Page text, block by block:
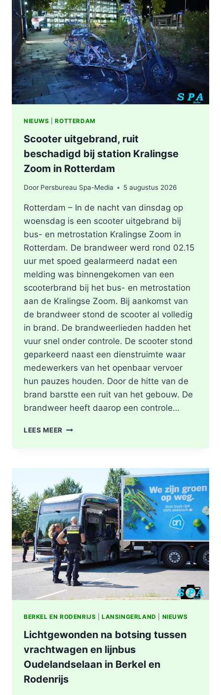
AAN
LIEVEN
DE
KEYSTRAAT
IN
ROTTERDAM
NIEUWS |ROTTERDAM
Scooter uitgebrand, ruit
beschadigd bij station Kralingse
Zoom in Rotterdam
Door Persbureau Spa-Media 5 augustus 2026
Rotterdam – In de nacht van dinsdag op
woensdag is een scooter uitgebrand bij
bus- en metrostation Kralingse Zoom in
Rotterdam. De brandweer werd rond 02.15
uur met spoed gealarmeerd nadat een
melding was binnengekomen van een
scooterbrand bij het bus- en metrostation
aan de Kralingse Zoom. Bij aankomst van
de brandweer stond de scooter al volledig
in brand. De brandweerlieden hadden het
vuur snel onder controle. De scooter stond
geparkeerd naast een dienstruimte waar
medewerkers van het openbaar vervoer
hun pauzes houden. Door de hitte van de
brand barstte een ruit van het gebouw. De
brandweer heeft daarop een controle…
LEES MEER SCOOTER
STATION
KRALINGSE
ZOOM
IN
ROTTERDAM
BERKEL EN RODENRIJS |LANSINGERLAND NIEUWS
Lichtgewonden na botsing tussen
vrachtwagen en lijnbus
Oudelandselaan in Berkel en
Rodenrijs